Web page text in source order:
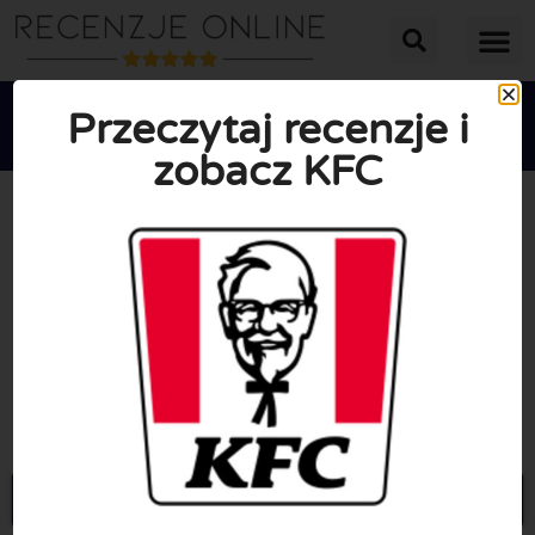
  
ŚREDNIA OCENA: 10/10
(0 Recenzje)
Przejdź do Kfc.pl
Przeczytaj recenzje i
zobacz KFC